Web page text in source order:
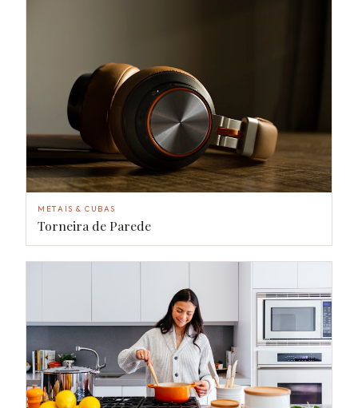
METAIS & CUBAS
Torneira de Parede